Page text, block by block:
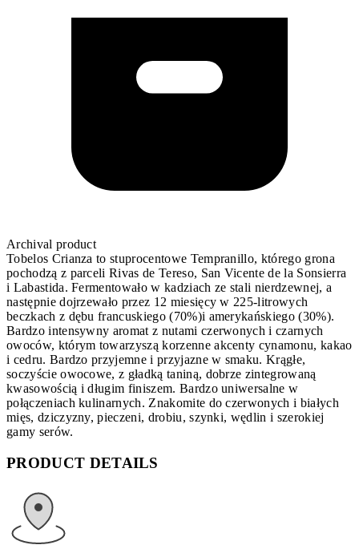
Archival product
Tobelos Crianza to stuprocentowe Tempranillo, którego grona
pochodzą z parceli Rivas de Tereso, San Vicente de la Sonsierra
i Labastida. Fermentowało w kadziach ze stali nierdzewnej, a
następnie dojrzewało przez 12 miesięcy w 225-litrowych
beczkach z dębu francuskiego (70%)i amerykańskiego (30%).
Bardzo intensywny aromat z nutami czerwonych i czarnych
owoców, którym towarzyszą korzenne akcenty cynamonu, kakao
i cedru. Bardzo przyjemne i przyjazne w smaku. Krągłe,
soczyście owocowe, z gładką taniną, dobrze zintegrowaną
kwasowością i długim finiszem. Bardzo uniwersalne w
połączeniach kulinarnych. Znakomite do czerwonych i białych
mięs, dziczyzny, pieczeni, drobiu, szynki, wędlin i szerokiej
gamy serów.
PRODUCT DETAILS